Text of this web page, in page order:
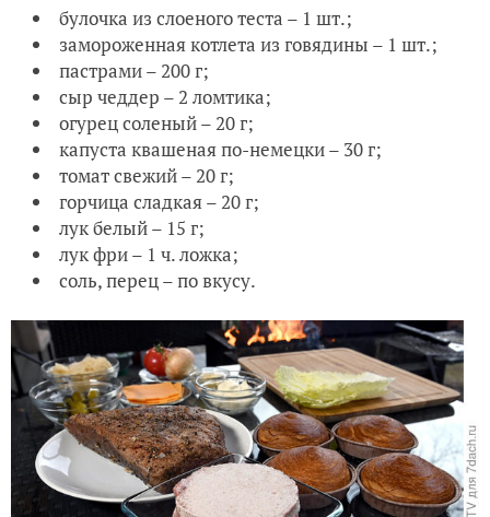
булочка из слоеного теста – 1 шт.;
замороженная котлета из говядины – 1 шт.;
пастрами – 200 г;
сыр чеддер – 2 ломтика;
огурец соленый – 20 г;
капуста квашеная по-немецки – 30 г;
томат свежий – 20 г;
горчица сладкая – 20 г;
лук белый – 15 г;
лук фри – 1 ч. ложка;
соль, перец – по вкусу.